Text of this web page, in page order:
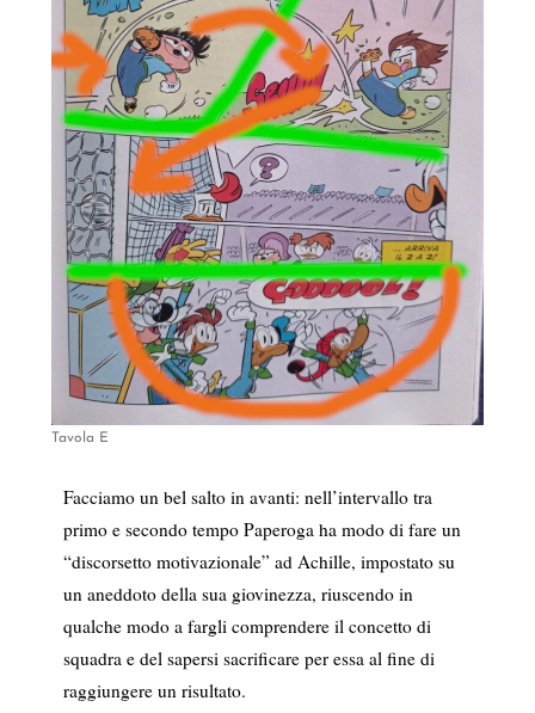
Tavola E
Facciamo un bel salto in avanti: nell’intervallo tra
primo e secondo tempo Paperoga ha modo di fare un
“discorsetto motivazionale” ad Achille, impostato su
un aneddoto della sua giovinezza, riuscendo in
qualche modo a fargli comprendere il concetto di
squadra e del sapersi sacrificare per essa al fine di
raggiungere un risultato.